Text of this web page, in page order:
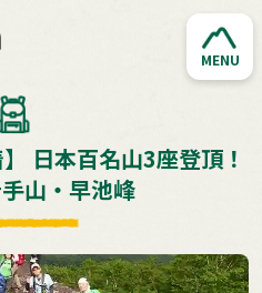
MENU
日本百名山3座登頂！
山・早池峰